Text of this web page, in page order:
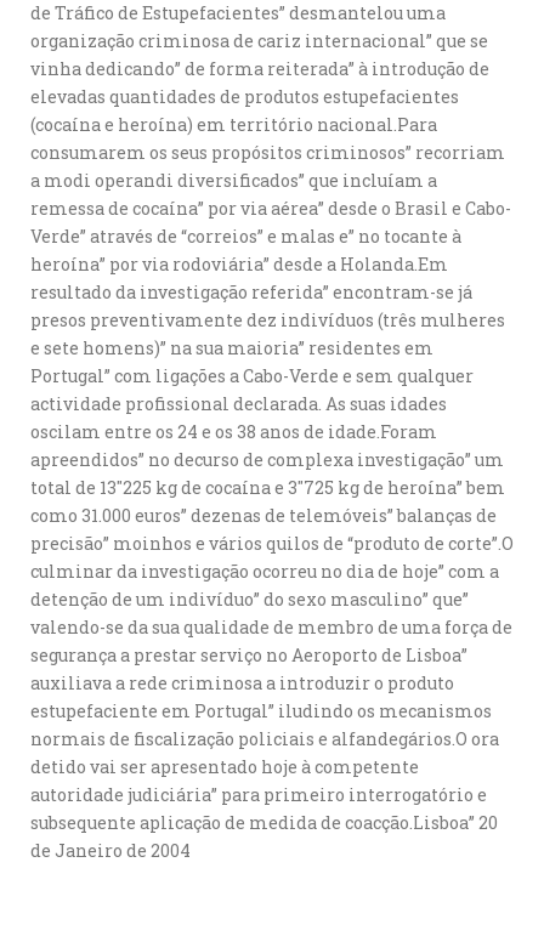
de Tráfico de Estupefacientes” desmantelou uma
organização criminosa de cariz internacional” que se
vinha dedicando” de forma reiterada” à introdução de
elevadas quantidades de produtos estupefacientes
(cocaína e heroína) em território nacional.Para
consumarem os seus propósitos criminosos” recorriam
a modi operandi diversificados” que incluíam a
remessa de cocaína” por via aérea” desde o Brasil e Cabo-
Verde” através de “correios” e malas e” no tocante à
heroína” por via rodoviária” desde a Holanda.Em
resultado da investigação referida” encontram-se já
presos preventivamente dez indivíduos (três mulheres
e sete homens)” na sua maioria” residentes em
Portugal” com ligações a Cabo-Verde e sem qualquer
actividade profissional declarada. As suas idades
oscilam entre os 24 e os 38 anos de idade.Foram
apreendidos” no decurso de complexa investigação” um
total de 13″225 kg de cocaína e 3″725 kg de heroína” bem
como 31.000 euros” dezenas de telemóveis” balanças de
precisão” moinhos e vários quilos de “produto de corte”.O
culminar da investigação ocorreu no dia de hoje” com a
detenção de um indivíduo” do sexo masculino” que”
valendo-se da sua qualidade de membro de uma força de
segurança a prestar serviço no Aeroporto de Lisboa”
auxiliava a rede criminosa a introduzir o produto
estupefaciente em Portugal” iludindo os mecanismos
normais de fiscalização policiais e alfandegários.O ora
detido vai ser apresentado hoje à competente
autoridade judiciária” para primeiro interrogatório e
subsequente aplicação de medida de coacção.Lisboa” 20
de Janeiro de 2004